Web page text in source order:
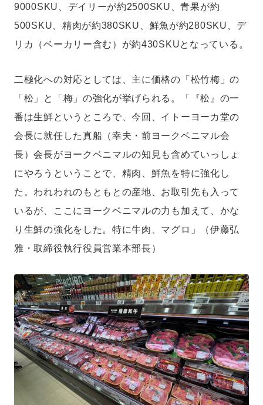
9000SKU、デイリーが約2500SKU、青果が約
500SKU、精肉が約380SKU、鮮魚が約280SKU、デ
リカ（ベーカリー含む）が約430SKUとなっている。
二極化への対応としては、主に価格の「松竹梅」の
「松」と「梅」の強化が挙げられる。「『松』の一
番は生鮮というところで、今回、イトーヨーカ堂の
会長に就任した真船（幸夫・前ヨークベニマル会
長）会長がヨークベニマルの知見も含めていっしょ
にやろうということで、精肉、鮮魚を特に強化し
た。われわれのもともとの産地、お取引先も入って
いるが、ここにヨークベニマルの力も加えて、かな
り生鮮の強化をした。特に牛肉、マグロ」（伊藤弘
雅・取締役執行役員営業本部長）